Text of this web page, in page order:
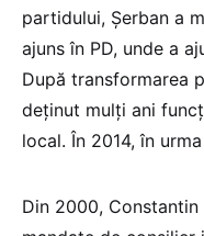
partidului, Șerban a
ajuns în PD, unde a
După transformarea
deținut mulți ani
local. În 2014, în
Din 2000,